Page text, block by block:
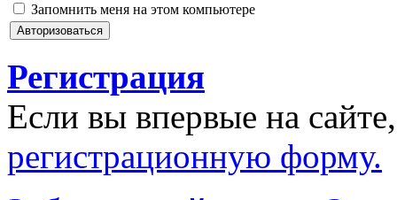
Запомнить меня на этом компьютере
Регистрация
Если вы впервые на
регистрационную форму.